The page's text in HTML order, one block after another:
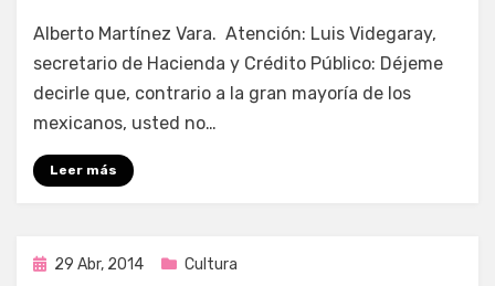
por Enrique
Alberto Martínez Vara. Atención: Luis Videgaray,
secretario de Hacienda y Crédito Público: Déjeme
decirle que, contrario a la gran mayoría de los
mexicanos, usted no…
Leer más
Publicada
29 Abr, 2014 Cultura